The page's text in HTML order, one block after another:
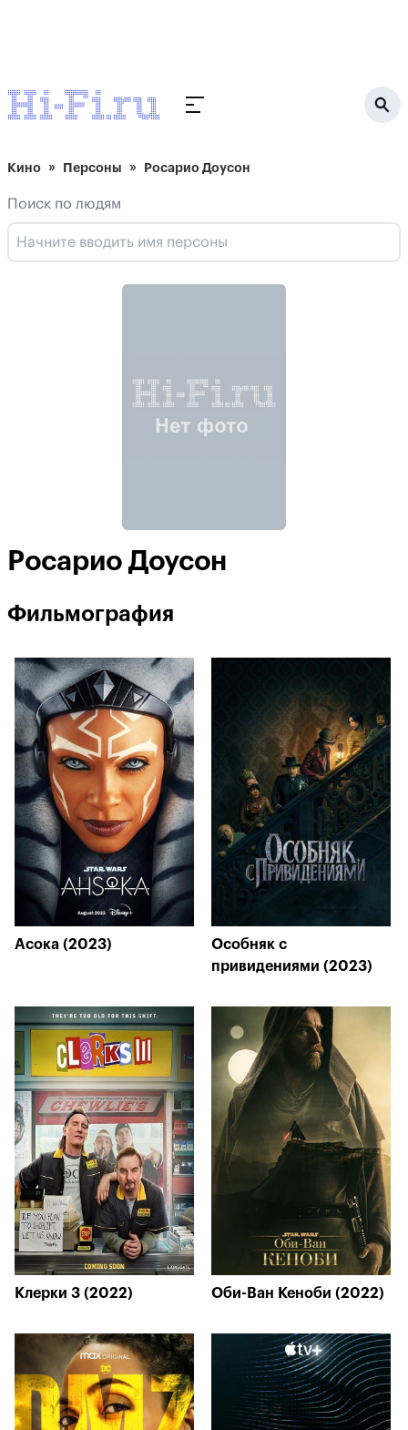
Кино Персоны Росарио Доусон
Поиск по людям
Росарио Доусон
Фильмография
Асока (2023)
Особняк с
привидениями (2023)
Клерки 3 (2022) Оби-Ван Кеноби (2022)